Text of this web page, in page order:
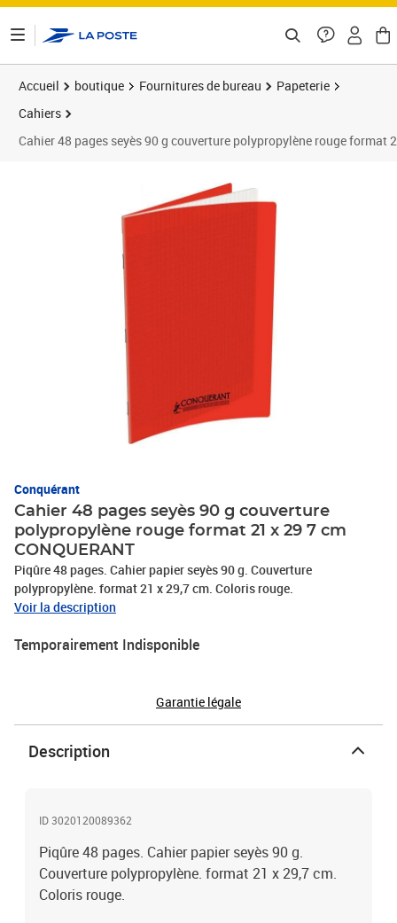
Accueil boutique Fournitures de bureau
Papeterie
Cahiers
Cahier 48 pages seyès 90 g couverture polypropylène rouge format
Conquérant
Cahier 48 pages seyès 90 g couverture
polypropylène rouge format 21 x 29 7 cm
CONQUERANT
Piqûre 48 pages. Cahier papier seyès 90 g. Couverture
polypropylène. format 21 x 29,7 cm. Coloris rouge.
Voir la description
Temporairement Indisponible
Garantie légale
Description
ID 3020120089362
Piqûre 48 pages. Cahier papier seyès 90 g.
Couverture polypropylène. format 21 x 29,7 cm.
Coloris rouge.